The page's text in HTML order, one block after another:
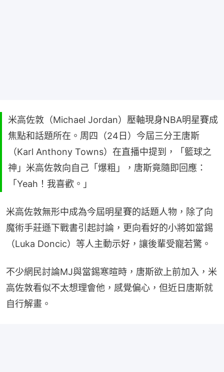
米高佐敦（Michael Jordan）壓軸現身NBA明星賽成
焦點和話題所在。周四（24日）今屆三分王唐斯
（Karl Anthony Towns）在直播中提到，「籃球之
神」米高佐敦向自己「爆粗」，唐斯竟隨即回應：
「Yeah！我喜歡。」
米高佐敦無形中成為今屆明星賽的話題人物，除了向
魔術手莊遜下戰書引起討論，更向看好的小將如當錫
（Luka Doncic）等人主動示好，讓後輩受寵若驚。
不少網民討論MJ與當錫寒暄時，唐斯欲上前加入，米
高佐敦看似不太想理會他，感覺偏心，但近日唐斯就
自行解畫。